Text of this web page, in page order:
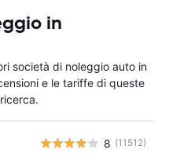
in
società di noleggio auto in
e le tariffe di queste
8 (11512)